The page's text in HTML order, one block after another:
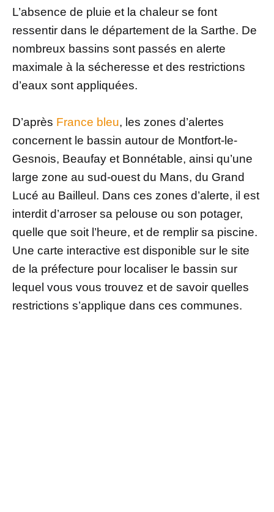
L’absence de pluie et la chaleur se font
ressentir dans le département de la Sarthe. De
nombreux bassins sont passés en alerte
maximale à la sécheresse et des restrictions
d’eaux sont appliquées.
D’après France bleu, les zones d’alertes
concernent le bassin autour de Montfort-le-
Gesnois, Beaufay et Bonnétable, ainsi qu’une
large zone au sud-ouest du Mans, du Grand
Lucé au Bailleul. Dans ces zones d’alerte, il est
interdit d’arroser sa pelouse ou son potager,
quelle que soit l’heure, et de remplir sa piscine.
Une carte interactive est disponible sur le site
de la préfecture pour localiser le bassin sur
lequel vous vous trouvez et de savoir quelles
restrictions s’applique dans ces communes.